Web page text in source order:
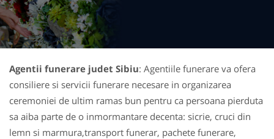
Agentii funerare judet Sibiu: Agentiile funerare va ofera
consiliere si servicii funerare necesare in organizarea
ceremoniei de ultim ramas bun pentru ca persoana pierduta
sa aiba parte de o inmormantare decenta: sicrie, cruci din
lemn si marmura,transport funerar, pachete funerare,